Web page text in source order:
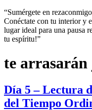
“Sumérgete en
Conéctate con tu interior y
lugar ideal para una pausa
tu espíritu!”
te
Día 5 – Lectura
del Tiempo